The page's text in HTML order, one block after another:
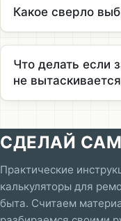
Какое сверло
Что делать если
не вытаскивается
СДЕЛАЙ САМ
Практические
калькуляторы для
быта. Считаем